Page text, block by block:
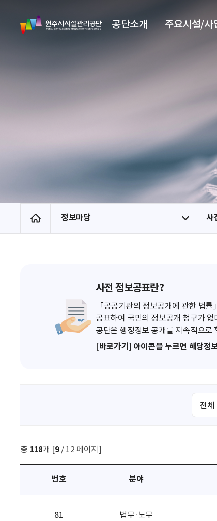
원
주
시
관
단
공단소개 주요시설/사
홈 정보마당 사
사전 정보공표란?
「공공기관의 정보공개에 관한 법
공표하여 국민의 정보공개 청구가
공단은 행정정보 공개를 지속적으로
[바로가기] 아이콘을 누르면 해당정
총 118개 [9/ 12 페이지]
번호 분야
81 법무·노무